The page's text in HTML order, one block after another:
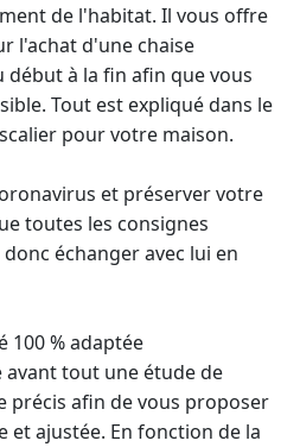
de l'habitat. Il vous offre
l'achat d'une chaise
début à la fin afin que vous
Tout est expliqué dans le
pour votre maison.
et préserver votre
toutes les consignes
échanger avec lui en
100 % adaptée
avant tout une étude de
précis afin de vous proposer
et ajustée. En fonction de la